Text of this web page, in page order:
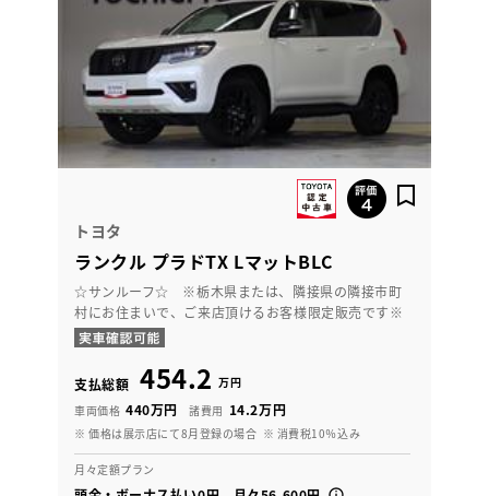
トヨタ
ランクル プラドTX LマットBLC
☆サンルーフ☆ ※栃木県または、隣接県の隣接市町
村にお住まいで、ご来店頂けるお客様限定販売です※
支払総額 454.2 万円
車両価格 440万円 諸費用 14.2万円
※ 価格は展示店にて8月登録の場合 ※ 消費税10％込み
月々定額プラン